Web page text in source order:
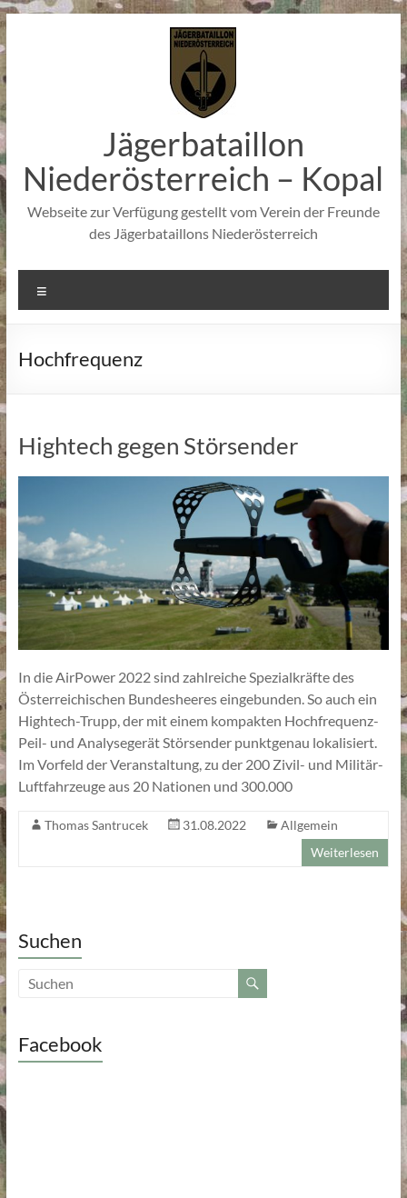
Zum
springen
Jägerbataillon
Niederösterreich – Kopal
Webseite zur Verfügung gestellt vom Verein der Freunde
des Jägerbataillons Niederösterreich
Hochfrequenz
Hightech gegen Störsender
In die AirPower 2022 sind zahlreiche Spezialkräfte des
Österreichischen Bundesheeres eingebunden. So auch ein
Hightech-Trupp, der mit einem kompakten Hochfrequenz-
Peil- und Analysegerät Störsender punktgenau lokalisiert.
Im Vorfeld der Veranstaltung, zu der 200 Zivil- und Militär-
Luftfahrzeuge aus 20 Nationen und 300.000
Thomas Santrucek 31.08.2022
Allgemein
Weiterlesen
Suchen
Facebook